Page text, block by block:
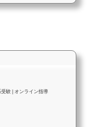
験 | オンライン指導